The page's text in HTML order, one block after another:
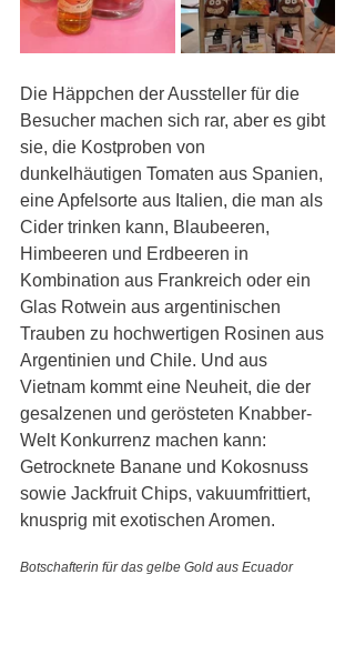
Die Häppchen der Aussteller für die
Besucher machen sich rar, aber es gibt
sie, die Kostproben von
dunkelhäutigen Tomaten aus Spanien,
eine Apfelsorte aus Italien, die man als
Cider trinken kann, Blaubeeren,
Himbeeren und Erdbeeren in
Kombination aus Frankreich oder ein
Glas Rotwein aus argentinischen
Trauben zu hochwertigen Rosinen aus
Argentinien und Chile. Und aus
Vietnam kommt eine Neuheit, die der
gesalzenen und gerösteten Knabber-
Welt Konkurrenz machen kann:
Getrocknete Banane und Kokosnuss
sowie Jackfruit Chips, vakuumfrittiert,
knusprig mit exotischen Aromen.
Botschafterin für das gelbe Gold aus Ecuador